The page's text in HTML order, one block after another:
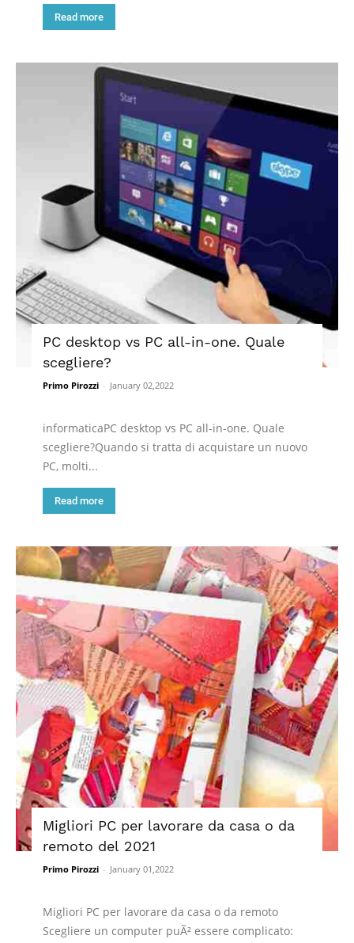
Read more
PC desktop vs PC all-in-one. Quale
scegliere?
Primo Pirozzi - January 02,2022
informaticaPC desktop vs PC all-in-one. Quale
scegliere?Quando si tratta di acquistare un nuovo
PC, molti...
Read more
Migliori PC per lavorare da casa o da
remoto del 2021
Primo Pirozzi - January 01,2022
Migliori PC per lavorare da casa o da remoto
Scegliere un computer puÃ² essere complicato: